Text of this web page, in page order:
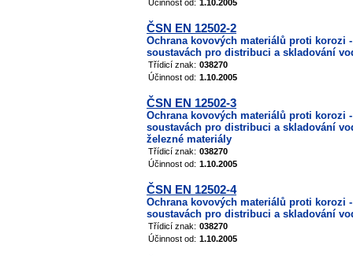
Účinnost od: 1.10.2005
ČSN EN 12502-2
Ochrana kovových materiálů proti korozi
soustavách pro distribuci a skladování
Třídicí znak: 038270
Účinnost od: 1.10.2005
ČSN EN 12502-3
Ochrana kovových materiálů proti korozi
soustavách pro distribuci a skladování
železné materiály
Třídicí znak: 038270
Účinnost od: 1.10.2005
ČSN EN 12502-4
Ochrana kovových materiálů proti korozi
soustavách pro distribuci a skladování
Třídicí znak: 038270
Účinnost od: 1.10.2005